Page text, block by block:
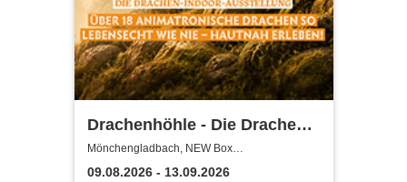
Drachenhöhle - Die Drachen-
Indoor-Ausstellung
Mönchengladbach, NEW Box
Mönchengladbach
09.08.2026 - 13.09.2026